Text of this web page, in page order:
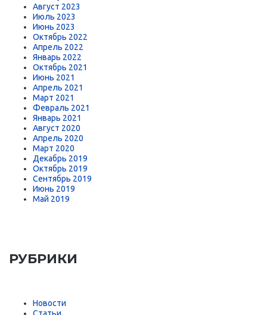
Август 2023
Июль 2023
Июнь 2023
Октябрь 2022
Апрель 2022
Январь 2022
Октябрь 2021
Июнь 2021
Апрель 2021
Март 2021
Февраль 2021
Январь 2021
Август 2020
Апрель 2020
Март 2020
Декабрь 2019
Октябрь 2019
Сентябрь 2019
Июнь 2019
Май 2019
РУБРИКИ
Новости